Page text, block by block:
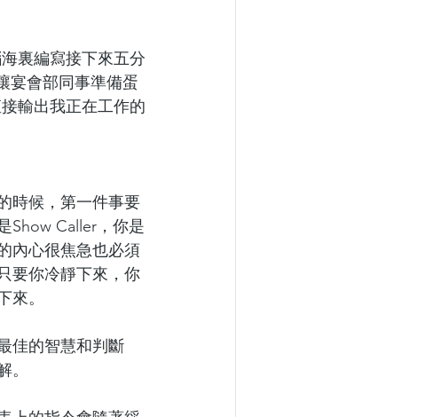
裏編寫接下來五分
宴會部同事準備蛋
輸出我正在工作的
時候，第一件事要
Show Caller，你是
內心很焦急也必須
要你冷靜下來，你
來。
佳的智慧和判斷
。